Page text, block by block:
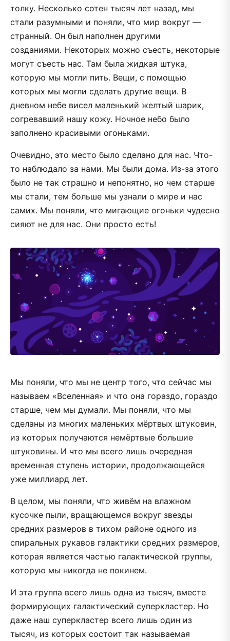
толку. Несколько сотен тысяч лет назад, мы
стали разумными и поняли, что мир вокруг —
странный. Он был наполнен другими
созданиями. Некоторых можно съесть, некоторые
могут съесть нас. Там была жидкая штука,
которую мы могли пить. Вещи, с помощью
которых мы могли сделать другие вещи. В
дневном небе висел маленький желтый шарик,
согревавший нашу кожу. Ночное небо было
заполнено красивыми огоньками.
Очевидно, это место было сделано для нас. Что-
то наблюдало за нами. Мы были дома. Из-за этого
было не так страшно и непонятно, но чем старше
мы стали, тем больше мы узнали о мире и нас
самих. Мы поняли, что мигающие огоньки чудесно
сияют не для нас. Они просто есть!
Мы поняли, что мы не центр того, что сейчас мы
называем «Вселенная» и что она гораздо, гораздо
старше, чем мы думали. Мы поняли, что мы
сделаны из многих маленьких мёртвых штуковин,
из которых получаются немёртвые большие
штуковины. И что мы всего лишь очередная
временная ступень истории, продолжающейся
уже миллиард лет.
В целом, мы поняли, что живём на влажном
кусочке пыли, вращающемся вокруг звезды
средних размеров в тихом районе одного из
спиральных рукавов галактики средних размеров,
которая является частью галактической группы,
которую мы никогда не покинем.
И эта группа всего лишь одна из тысяч, вместе
формирующих галактический суперкластер. Но
даже наш суперкластер всего лишь один из
тысяч, из которых состоит так называемая